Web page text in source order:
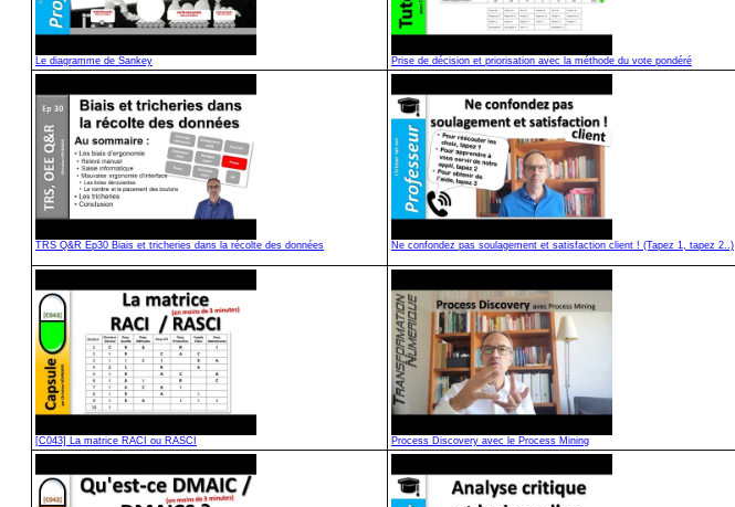
Le diagramme de Sankey Prise de décision et priorisation avec la méthode du vote pondéré
TRS Q&R Ep30 Biais et tricheries dans la récolte des données Ne confondez pas soulagement et satisfaction client ! (Tapez 1, tapez 2..)
[C043] La matrice RACI ou RASCI Process Discovery avec le Process Mining